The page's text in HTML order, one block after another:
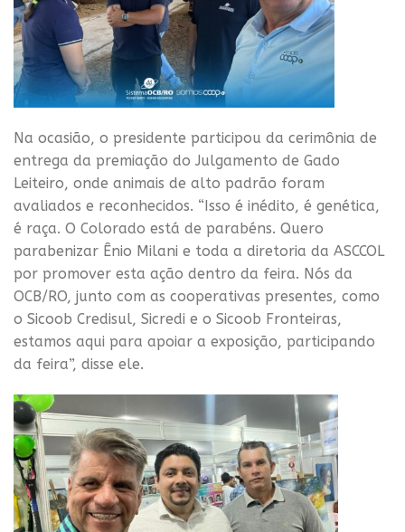
Na ocasião, o presidente participou da cerimônia de
entrega da premiação do Julgamento de Gado
Leiteiro, onde animais de alto padrão foram
avaliados e reconhecidos. “Isso é inédito, é genética,
é raça. O Colorado está de parabéns. Quero
parabenizar Ênio Milani e toda a diretoria da ASCCOL
por promover esta ação dentro da feira. Nós da
OCB/RO, junto com as cooperativas presentes, como
o Sicoob Credisul, Sicredi e o Sicoob Fronteiras,
estamos aqui para apoiar a exposição, participando
da feira”, disse ele.